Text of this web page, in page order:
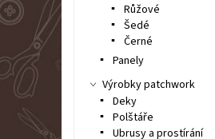
Růžové
Šedé
Černé
Panely
Výrobky patchwork
Deky
Polštáře
Ubrusy a prostírání